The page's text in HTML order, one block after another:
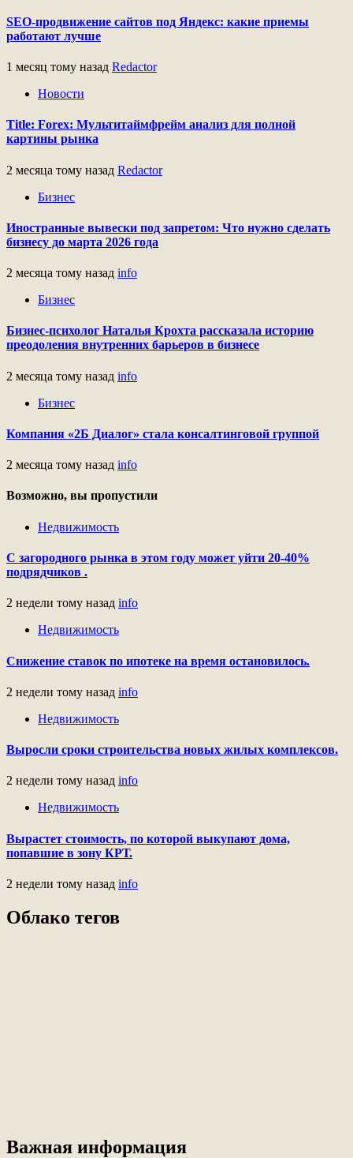
SEO-продвижение сайтов под Яндекс: какие приемы
работают лучше
1 месяц тому назад Redactor
Новости
Title: Forex: Мультитаймфрейм анализ для полной
картины рынка
2 месяца тому назад Redactor
Бизнес
Иностранные вывески под запретом: Что нужно сделать
бизнесу до марта 2026 года
2 месяца тому назад info
Бизнес
Бизнес-психолог Наталья Крохта рассказала историю
преодоления внутренних барьеров в бизнесе
2 месяца тому назад info
Бизнес
Компания «2Б Диалог» стала консалтинговой группой
2 месяца тому назад info
Возможно, вы пропустили
Недвижимость
С загородного рынка в этом году может уйти 20-40%
подрядчиков .
2 недели тому назад info
Недвижимость
Снижение ставок по ипотеке на время остановилось.
2 недели тому назад info
Недвижимость
Выросли сроки строительства новых жилых комплексов.
2 недели тому назад info
Недвижимость
Вырастет стоимость, по которой выкупают дома,
попавшие в зону КРТ.
2 недели тому назад info
Облако тегов
Важная информация